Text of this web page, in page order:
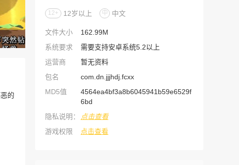
的
12+ 12岁以上 中 中文
文件大小
162.99M
系统要求
需要支持安卓系统5.2以上
运营商
暂无资料
包名
com.dn.jjjhdj.fcxx
MD5值
4564ea4bf3a8b6045941b59e6529f
6bd
隐私说明：
点击查看
游戏权限
点击查看